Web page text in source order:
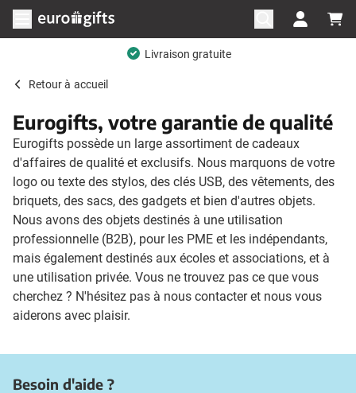
Aller au contenu
Ouvrir le menu
Livraison gratuite
Retour à accueil
Eurogifts, votre garantie de qualité
Eurogifts possède un large assortiment de cadeaux
d'affaires de qualité et exclusifs. Nous marquons de votre
logo ou texte des stylos, des clés USB, des vêtements, des
briquets, des sacs, des gadgets et bien d'autres objets.
Nous avons des objets destinés à une utilisation
professionnelle (B2B), pour les PME et les indépendants,
mais également destinés aux écoles et associations, et à
une utilisation privée. Vous ne trouvez pas ce que vous
cherchez ? N'hésitez pas à nous contacter et nous vous
aiderons avec plaisir.
Besoin d'aide ?